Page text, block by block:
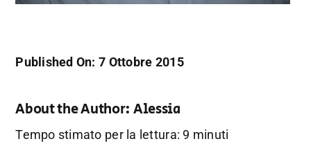
Published On: 7 Ottobre 2015
About the Author: Alessia
Tempo stimato per la lettura: 9 minuti